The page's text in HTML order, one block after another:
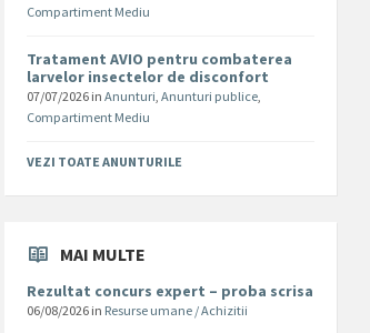
Compartiment Mediu
Tratament AVIO pentru combaterea
larvelor insectelor de disconfort
07/07/2026 inAnunturi,Anunturi publice,
Compartiment Mediu
VEZI TOATE ANUNTURILE
MAI MULTE
Rezultat concurs expert – proba scrisa
06/08/2026 in Resurse umane / Achizitii